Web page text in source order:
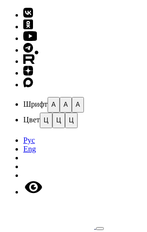
Шрифт A A A
Цвет Ц Ц Ц
Рус
Eng